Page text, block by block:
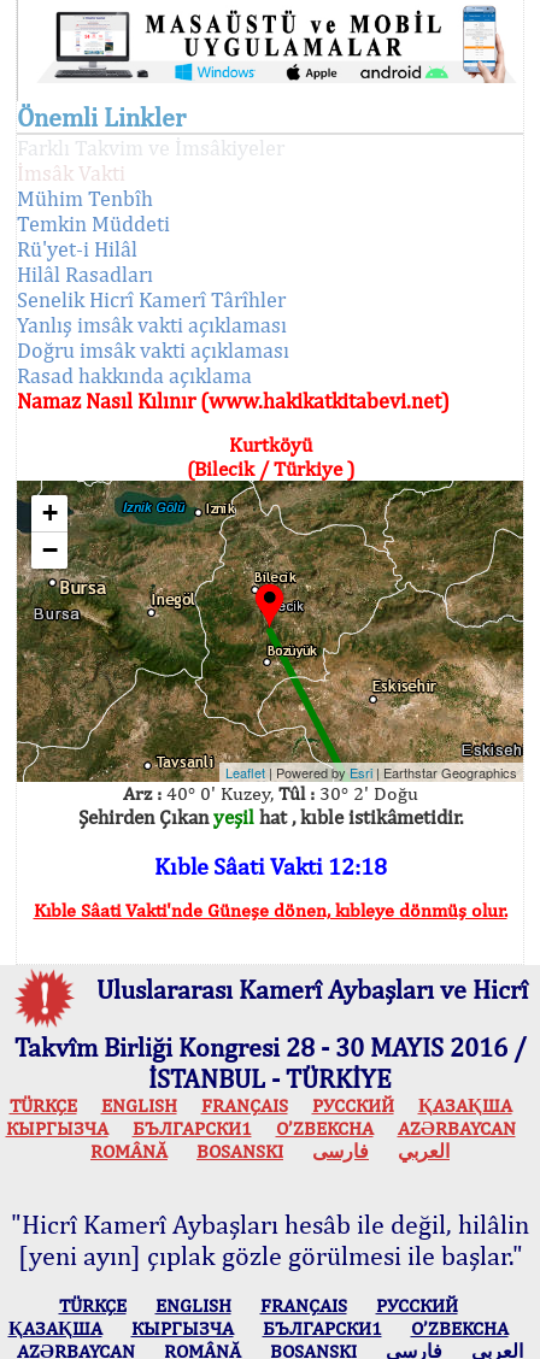
Önemli Linkler
Farklı Takvim ve İmsâkiyeler
İmsâk Vakti
Mühim Tenbîh
Temkin Müddeti
Rü'yet-i Hilâl
Hilâl Rasadları
Senelik Hicrî Kamerî Târîhler
Yanlış imsâk vakti açıklaması
Doğru imsâk vakti açıklaması
Rasad hakkında açıklama
Namaz Nasıl Kılınır (www.hakikatkitabevi.net)
Kurtköyü
(Bilecik / Türkiye )
+
−
Leaflet | Powered byEsri | Earthstar Geographics
Arz :40° 0' Kuzey, Tûl :30° 2' Doğu
Şehirden Çıkanyeşilhat , kıble istikâmetidir.
Kıble Sâati Vakti 12:18
Kıble Sâati Vakti'nde Güneşe dönen, kıbleye dönmüş olur.
Uluslararası Kamerî Aybaşları ve Hicrî
Takvîm Birliği Kongresi 28 - 30 MAYIS 2016 /
İSTANBUL - TÜRKİYE
TÜRKÇE ENGLISH FRANÇAIS РУССКИЙ
ҚАЗАҚША
КЫPГЫЗЧA
БЪЛГАРСКИ1 O’ZBEKCHA
AZӘRBAYCAN
ROMÂNĂ
BOSANSKI العربي فارسی
"Hicrî Kamerî Aybaşları hesâb ile değil, hilâlin
[yeni ayın] çıplak gözle görülmesi ile başlar."
TÜRKÇE ENGLISH FRANÇAIS
РУССКИЙ
ҚАЗАҚША
КЫPГЫЗЧA БЪЛГАРСКИ1
O’ZBEKCHA
AZӘRBAYCAN
ROMÂNĂ BOSANSKI العربي فارسی